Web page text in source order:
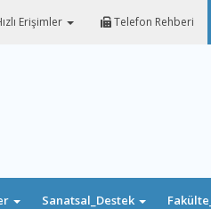
Erişimler Telefon Rehberi
Sanatsal_Destek